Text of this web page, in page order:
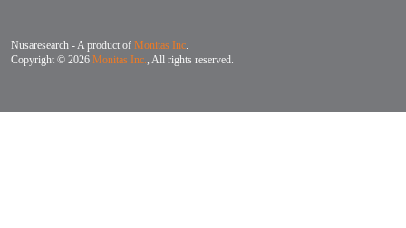
Nusaresearch - A product of Monitas Inc.
Copyright © 2026 Monitas Inc., All rights reserved.